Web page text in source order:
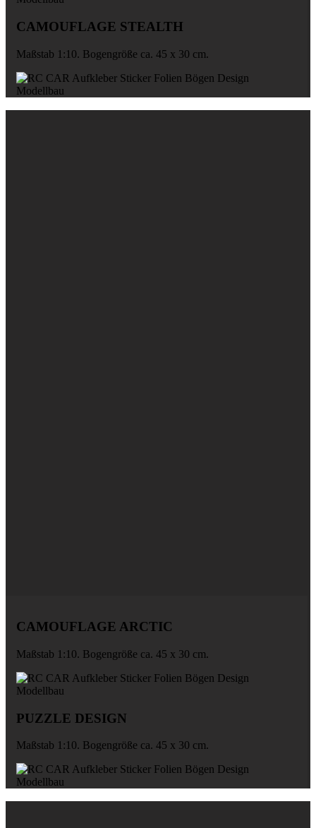
CAMOUFLAGE STEALTH
Maßstab 1:10. Bogengröße ca. 45 x 30 cm.
CAMOUFLAGE ARCTIC
Maßstab 1:10. Bogengröße ca. 45 x 30 cm.
PUZZLE DESIGN
Maßstab 1:10. Bogengröße ca. 45 x 30 cm.